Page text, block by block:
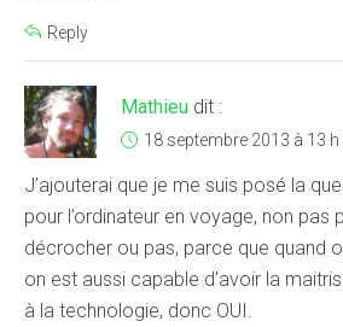
Reply
Mathieu dit :
18 septembre 2013 à 13
J’ajouterai que je me suis posé la
pour l’ordinateur en voyage, non pas
décrocher ou pas, parce que quand
on est aussi capable d’avoir la
à la technologie, donc OUI.